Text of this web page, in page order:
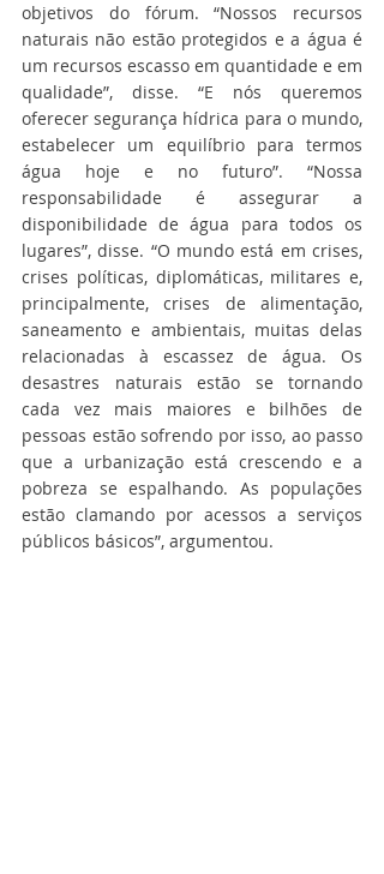
objetivos do fórum. “Nossos recursos
naturais não estão protegidos e a água é
um recursos escasso em quantidade e em
qualidade”, disse. “E nós queremos
oferecer segurança hídrica para o mundo,
estabelecer um equilíbrio para termos
água hoje e no futuro”. “Nossa
responsabilidade é assegurar a
disponibilidade de água para todos os
lugares”, disse. “O mundo está em crises,
crises políticas, diplomáticas, militares e,
principalmente, crises de alimentação,
saneamento e ambientais, muitas delas
relacionadas à escassez de água. Os
desastres naturais estão se tornando
cada vez mais maiores e bilhões de
pessoas estão sofrendo por isso, ao passo
que a urbanização está crescendo e a
pobreza se espalhando. As populações
estão clamando por acessos a serviços
públicos básicos”, argumentou.